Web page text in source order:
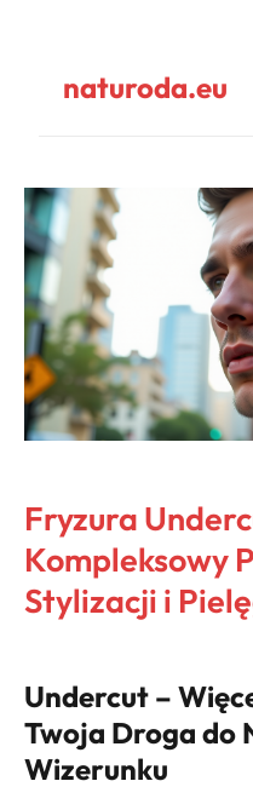
naturoda.eu
Fryzura
Kompleksowy
Stylizacji i
Undercut –
Twoja Droga do
Wizerunku